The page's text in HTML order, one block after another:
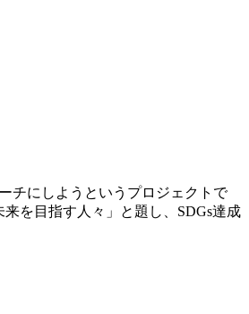
チにしようというプロジェクトで
を目指す人々」と題し、SDGs達成